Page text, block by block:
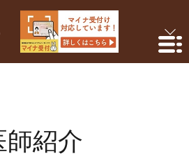
師紹介